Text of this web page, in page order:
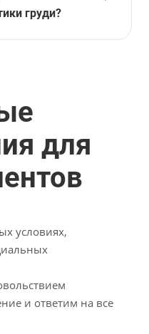
груди?
для
условиях,
и ответим на все